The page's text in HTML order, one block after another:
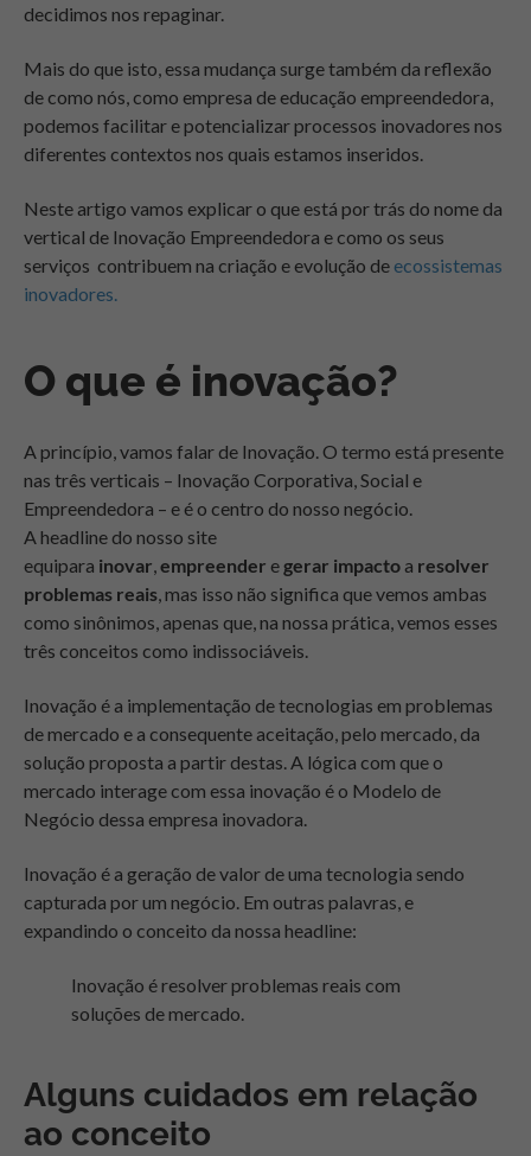
decidimos nos repaginar.
Mais do que isto, essa mudança surge também da reflexão
de como nós, como empresa de educação empreendedora,
podemos facilitar e potencializar processos inovadores nos
diferentes contextos nos quais estamos inseridos.
Neste artigo vamos explicar o que está por trás do nome da
vertical de Inovação Empreendedora e como os seus
serviços contribuem na criação e evolução de ecossistemas
inovadores.
O que é inovação?
A princípio, vamos falar de Inovação. O termo está presente
nas três verticais – Inovação Corporativa, Social e
Empreendedora – e é o centro do nosso negócio.
A headline do nosso site
equipara inovar,empreender egerar impacto a resolver
problemas reais, mas isso não significa que vemos ambas
como sinônimos, apenas que, na nossa prática, vemos esses
três conceitos como indissociáveis.
Inovação é a implementação de tecnologias em problemas
de mercado e a consequente aceitação, pelo mercado, da
solução proposta a partir destas. A lógica com que o
mercado interage com essa inovação é o Modelo de
Negócio dessa empresa inovadora.
Inovação é a geração de valor de uma tecnologia sendo
capturada por um negócio. Em outras palavras, e
expandindo o conceito da nossa headline:
Inovação é resolver problemas reais com
soluções de mercado.
Alguns cuidados em relação
ao conceito